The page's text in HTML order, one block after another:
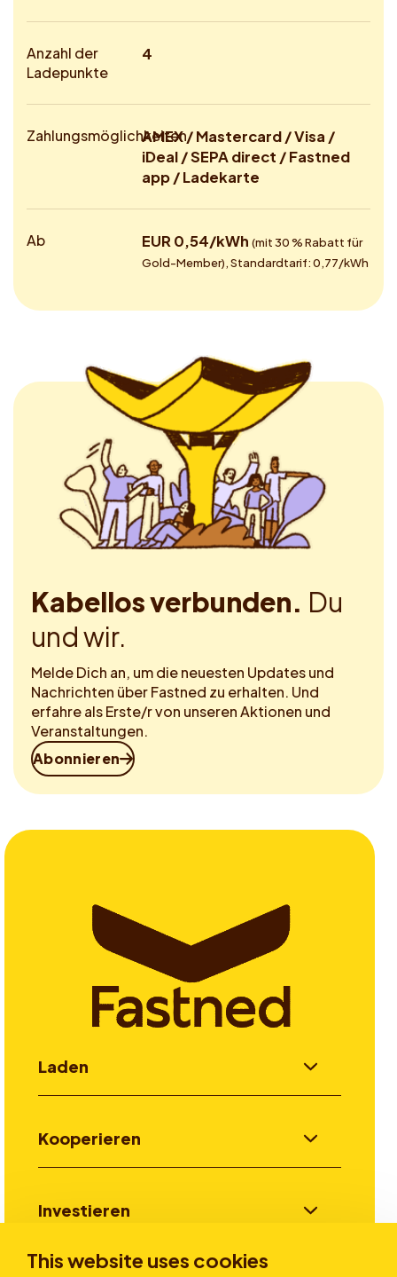
This website uses cookies
Anzahl der
Ladepunkte
4
ZahlungsmöglichkeitenAMEX / Mastercard / Visa /
iDeal / SEPA direct / Fastned
app / Ladekarte
Ab EUR 0,54/kWh (mit 30 % Rabatt für
Gold-Member), Standardtarif: 0,77/kWh
Kabellos verbunden. Du
und wir.
Melde Dich an, um die neuesten Updates und
Nachrichten über Fastned zu erhalten. Und
erfahre als Erste/r von unseren Aktionen und
Veranstaltungen.
Abonnieren
Laden
Kooperieren
Investieren